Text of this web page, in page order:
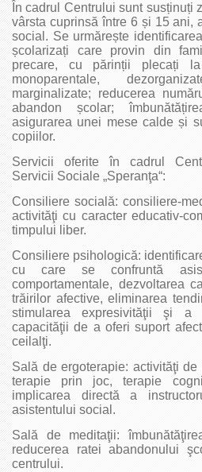
În cadrul Centrului sunt susținuți
vârsta cuprinsă între 6 și 15 ani,
social. Se urmărește
școlarizați care provin din
precare, cu părinții plecați
monoparentale,
marginalizate; reducerea
abandon școlar;
asigurarea unei mese calde și
copiilor.
Servicii oferite în cadrul
Servicii Sociale „Speranţa“:
Consiliere socială: consiliere-
activităţi cu caracter educativ-
timpului liber.
Consiliere psihologică:
cu care se confruntă
comportamentale, dezvoltarea
trăirilor afective, eliminarea
stimularea expresivităţii şi a
capacităţii de a oferi suport
ceilalţi.
Sală de ergoterapie: activităţi de
terapie prin joc, terapie
implicarea directă a
asistentului social.
Sală de meditaţii:
reducerea ratei abandonului
centrului.